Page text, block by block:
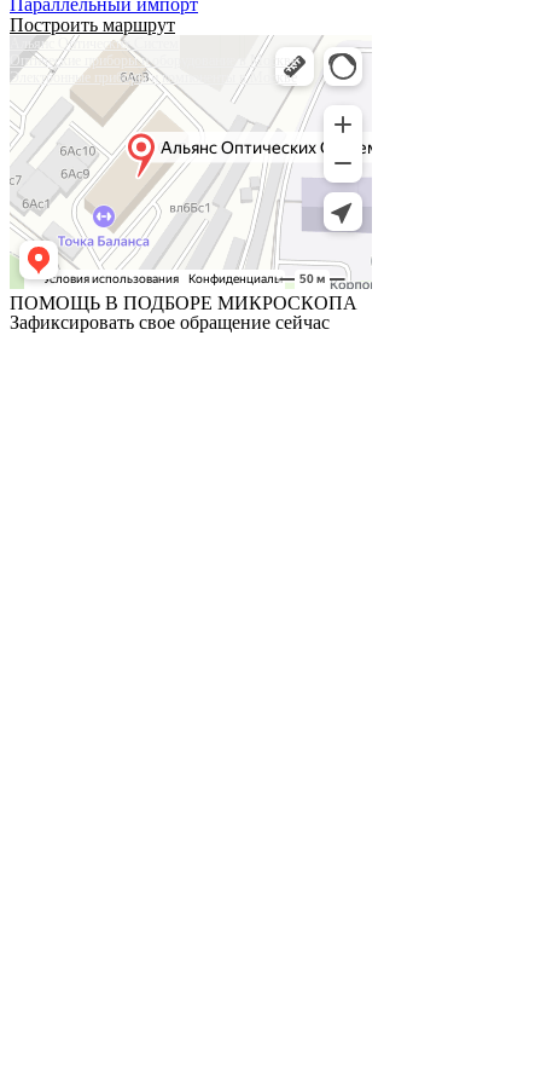
Параллельный импорт
Построить маршрут
Альянс Оптических Систем
Оптические приборы и оборудование в Москве
Электронные приборы и компоненты в Москве
ПОМОЩЬ В ПОДБОРЕ МИКРОСКОПА
Зафиксировать свое обращение сейчас